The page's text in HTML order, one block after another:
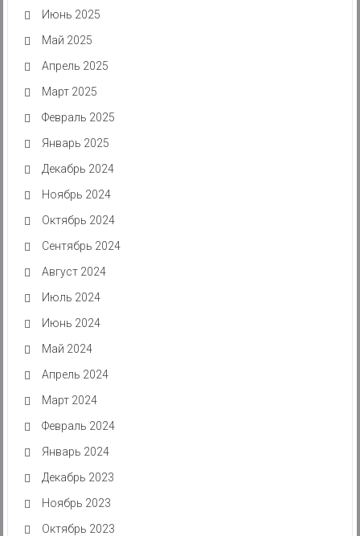
Июнь 2025
Май 2025
Апрель 2025
Март 2025
Февраль 2025
Январь 2025
Декабрь 2024
Ноябрь 2024
Октябрь 2024
Сентябрь 2024
Август 2024
Июль 2024
Июнь 2024
Май 2024
Апрель 2024
Март 2024
Февраль 2024
Январь 2024
Декабрь 2023
Ноябрь 2023
Октябрь 2023